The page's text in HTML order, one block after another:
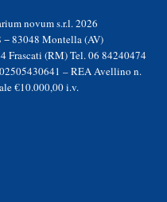
novum s.r.l. 2026
− 83048 Montella (AV)
Frascati (RM) Tel. 06 84240474
– REA Avellino n.
€10.000,00 i.v.